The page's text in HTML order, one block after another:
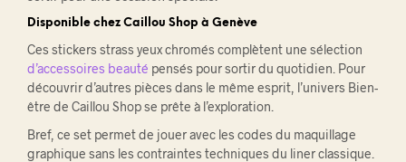
Disponible chez Caillou Shop à Genève
Ces stickers strass yeux chromés complètent une sélection
d’accessoires beauté pensés pour sortir du quotidien. Pour
découvrir d’autres pièces dans le même esprit, l’univers Bien-
être de Caillou Shop se prête à l’exploration.
Bref, ce set permet de jouer avec les codes du maquillage
graphique sans les contraintes techniques du liner classique.